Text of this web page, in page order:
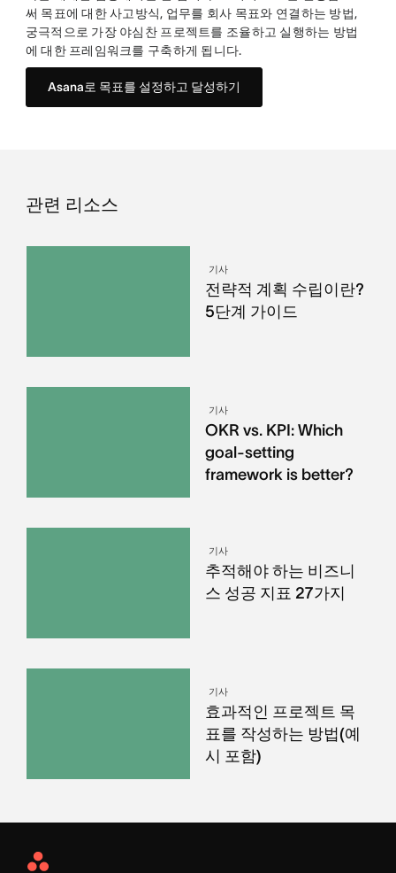
써 목표에 대한 사고방식, 업무를 회사 목표와 연결하는 방법,
궁극적으로 가장 야심찬 프로젝트를 조율하고 실행하는 방법
에 대한 프레임워크를 구축하게 됩니다.
Asana로 목표를 설정하고 달성하기
관련 리소스
기사
전략적 계획 수립이란?
5단계 가이드
기사
OKR vs. KPI: Which
goal-setting
framework is better?
기사
추적해야 하는 비즈니
스 성공 지표 27가지
기사
효과적인 프로젝트 목
표를 작성하는 방법(예
시 포함)
Asana